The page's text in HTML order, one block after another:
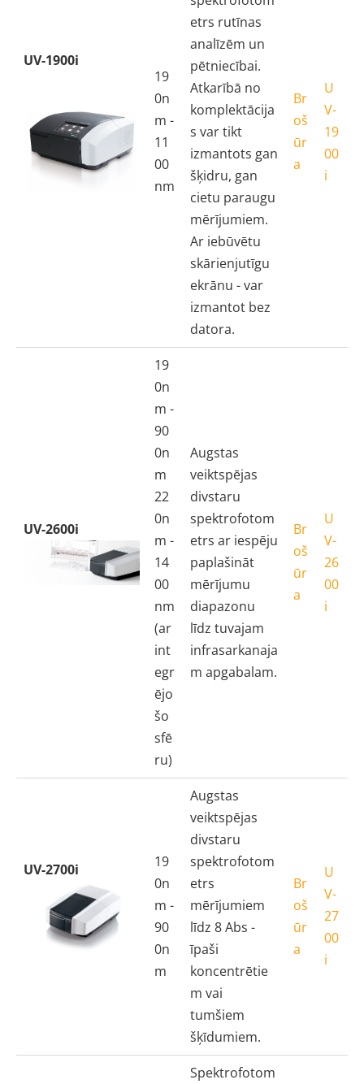
UV-1900i
19
0n
m -
11
00
nm
etrs rutīnas
analīzēm un
pētniecībai.
Atkarībā no
komplektācija
s var tikt
izmantots gan
šķidru, gan
cietu paraugu
mērījumiem.
Ar iebūvētu
skārienjutīgu
ekrānu - var
izmantot bez
datora.
Br
oš
ūr
a
U
V-
19
00
i
UV-2600i
19
0n
m -
90
0n
m
22
0n
m -
14
00
nm
(ar
int
egr
ējo
šo
sfē
ru)
Augstas
veiktspējas
divstaru
spektrofotom
etrs ar iespēju
paplašināt
mērījumu
diapazonu
līdz tuvajam
infrasarkanaja
m apgabalam.
Br
oš
ūr
a
U
V-
26
00
i
UV-2700i
19
0n
m -
90
0n
m
Augstas
veiktspējas
divstaru
spektrofotom
etrs
mērījumiem
līdz 8 Abs -
īpaši
koncentrētie
m vai
tumšiem
šķīdumiem.
Br
oš
ūr
a
U
V-
27
00
i
Spektrofotom